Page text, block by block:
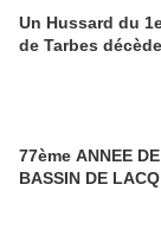
Un Hussard du
de Tarbes décède
77ème ANNEE
BASSIN DE